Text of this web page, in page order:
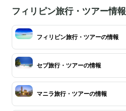
フィリピン旅行・ツアー情報
フィリピン旅行・ツアーの情報
セブ旅行・ツアーの情報
マニラ旅行・ツアーの情報